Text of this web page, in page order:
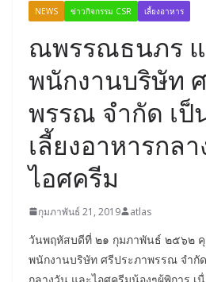
NEWS ข่าวกิจกรรม CSR เลี้ยงอาหาร
ณพรรณธนภร
พนักงานบริษัท
พรรณ จำกัด เป็
เลี้ยงอาหารกล
ไอศครีม
กุมภาพันธ์ 21, 2019 atlas
วันพฤหัสบดีที่ ๒๑ กุมภาพันธ์ ๒๕๖๒
พนักงานบริษัท ศรีประภาพรรณ จำกัด